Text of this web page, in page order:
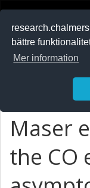
bättre
Mer information
Maser
the CO